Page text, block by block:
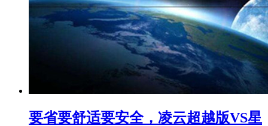
要省要舒适要安全，凌云超越版VS星